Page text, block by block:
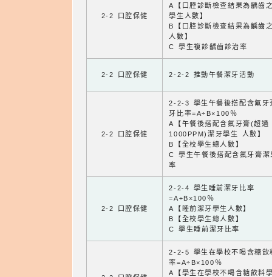
2-2 口腔保健
A【口腔診斷檢查結果為齲齒
學生人數】
B【口腔診斷檢查結果為齲齒
人數】
C 學生複診齲齒診治率
2-2 口腔保健 2-2-2 推動午餐潔牙活動
2-2 口腔保健
2-2-3 學生午餐後搭配含氟牙
牙比率=A÷B×100％
A【午餐後搭配含氟牙膏(超過
1000PPM)潔牙學生 人數】
B【全校學生總人數】
C 學生午餐後搭配含氟牙膏潔
率
2-2 口腔保健
2-2-4 學生睡前潔牙比率
=A÷B×100％
A【睡前潔牙學生人數】
B【全校學生總人數】
C 學生睡前潔牙比率
2-2-5 學生在學校不喝含糖飲
率=A÷B×100％
A【學生在學校不喝含糖飲料